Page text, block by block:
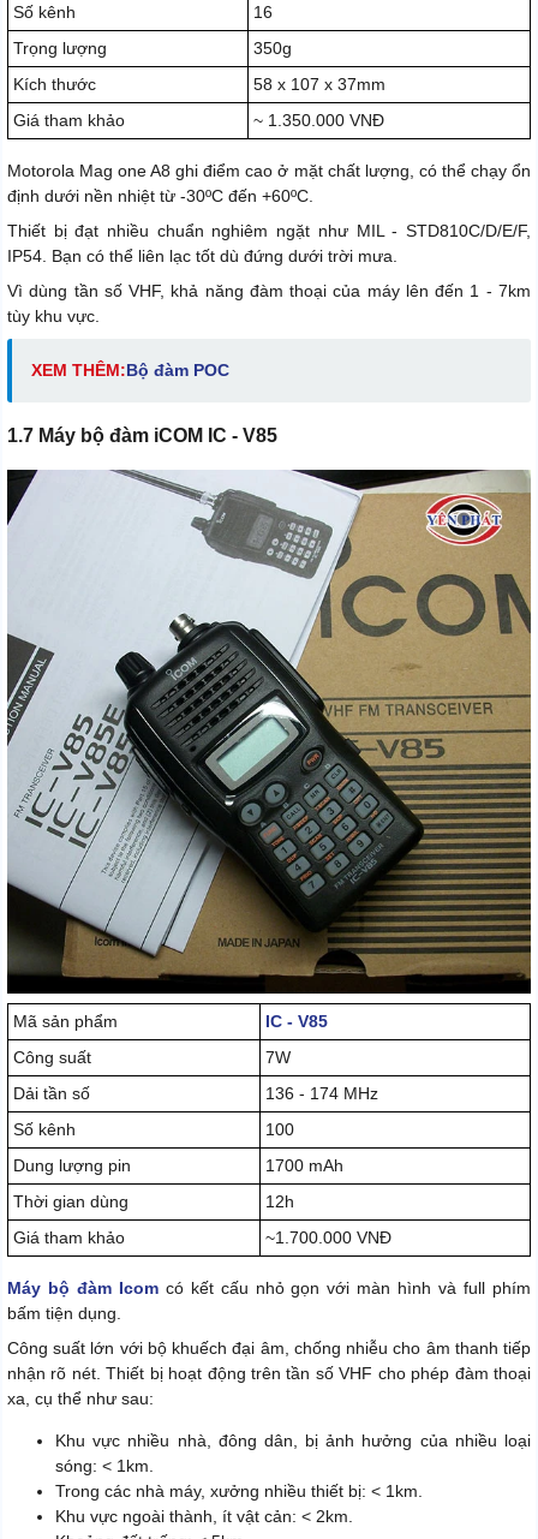
Số kênh
16
Trọng lượng
350g
Kích thước
58 x 107 x 37mm
Giá tham khảo
~ 1.350.000 VNĐ
Motorola Mag one A8 ghi điểm cao ở mặt chất lượng, có thể chạy ổn
định dưới nền nhiệt từ -30ºC đến +60ºC.
Thiết bị đạt nhiều chuẩn nghiêm ngặt như MIL - STD810C/D/E/F,
IP54. Bạn có thể liên lạc tốt dù đứng dưới trời mưa.
Vì dùng tần số VHF, khả năng đàm thoại của máy lên đến 1 - 7km
tùy khu vực.
XEM THÊM:Bộ đàm POC
1.7 Máy bộ đàm iCOM IC - V85
Mã sản phẩm
IC - V85
Công suất
7W
Dải tần số
136 - 174 MHz
Số kênh
100
Dung lượng pin
1700 mAh
Thời gian dùng
12h
Giá tham khảo
~1.700.000 VNĐ
Máy bộ đàm Icomcó kết cấu nhỏ gọn với màn hình và full phím
bấm tiện dụng.
Công suất lớn với bộ khuếch đại âm, chống nhiễu cho âm thanh tiếp
nhận rõ nét. Thiết bị hoạt động trên tần số VHF cho phép đàm thoại
xa, cụ thể như sau:
Khu vực nhiều nhà, đông dân, bị ảnh hưởng của nhiều loại
sóng: < 1km.
Trong các nhà máy, xưởng nhiều thiết bị: < 1km.
Khu vực ngoài thành, ít vật cản: < 2km.